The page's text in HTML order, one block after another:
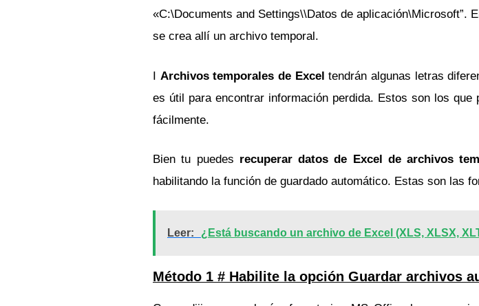
«C:\Documents and Settings\\Datos de aplicación\Microsoft”.
se crea allí un archivo temporal.
I Archivos temporales de Exceltendrán algunas letras
es útil para encontrar información perdida. Estos son los que
fácilmente.
Bien tu puedes recuperar datos de Excel de archivos
habilitando la función de guardado automático. Estas son las
Leer: ¿Está buscando un archivo de Excel (XLS, XLSX,
Método 1 # Habilite la opción Guardar archivos